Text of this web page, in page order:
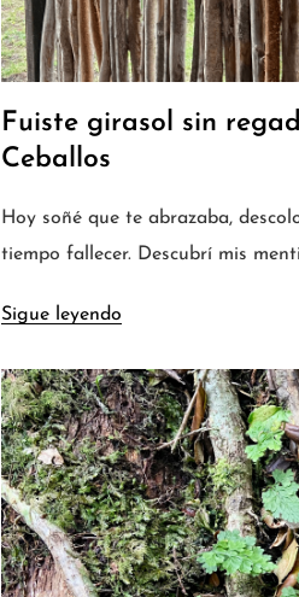
Fuiste girasol sin
Ceballos
Hoy soñé que te abrazaba,
tiempo fallecer. Descubrí mis
Sigue leyendo